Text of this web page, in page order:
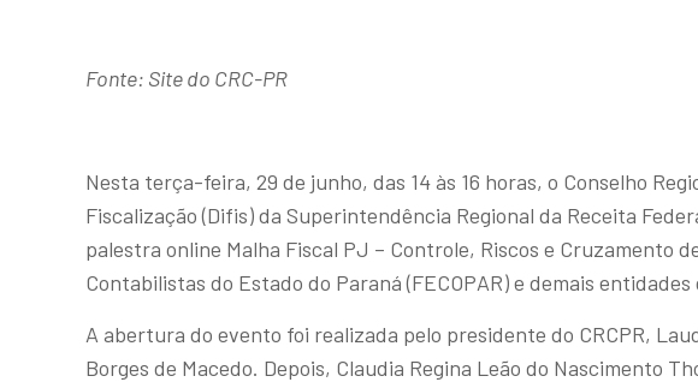
Fonte: Site do CRC-PR
Nesta terça-feira, 29 de junho, das 14 às 16 horas, o Conselho
Fiscalização (Difis) da Superintendência Regional da Receita
palestra online Malha Fiscal PJ – Controle, Riscos e Cruzamento
Contabilistas do Estado do Paraná (FECOPAR) e demais
A abertura do evento foi realizada pelo presidente do CRCPR,
Borges de Macedo. Depois, Claudia Regina Leão do Nascimento